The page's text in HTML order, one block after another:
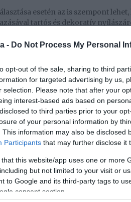
- Do Not Process My Personal
opt-out of the sale, sharing to third
for targeted advertising by us,
selection. Please note that after your
interest-based ads based on
to third parties prior to your
of your personal information by
This information may also be disclosed
Participants that may further disclose it
that this website/app uses one or more
but not limited to your visit or
to Google and its third-party tags to
consent section.
esetén az is szempont
tartós és dekoratív
a környezetvédelemért is
kerettel rendelkező ablakok,
kiváló minőségű fából
mint a műanyag társaik. A
ezeknél a modelleknél.
és melegsége is érvényesül a
viszontagságaitól és a külső
design kombinációja teszi
összhangja
különös figyelmet kell fordítani a
választást jelentenek, amikor a